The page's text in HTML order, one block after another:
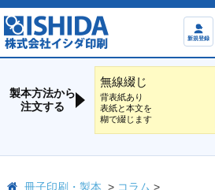
新規登録
製本方法から
注文する
無線綴じ
背表紙あり
表紙と本文を
糊で綴じます
冊子印刷・製本 コラム